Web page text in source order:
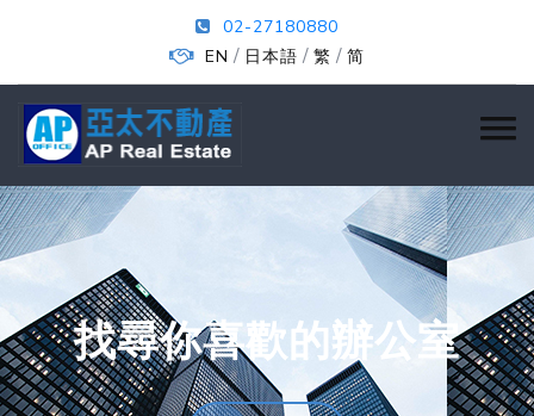
02-27180880
EN / 日本語 / 繁 / 简
找尋你喜歡的辦公室